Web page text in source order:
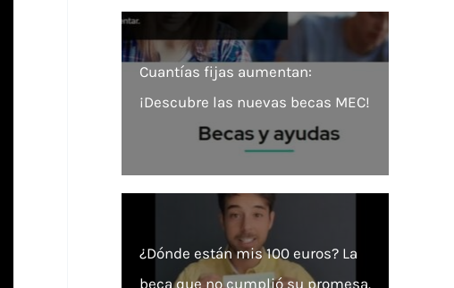
Cuantías fijas aumentan:
¡Descubre las nuevas becas MEC!
¿Dónde están mis 100 euros? La
beca que no cumplió su promesa.